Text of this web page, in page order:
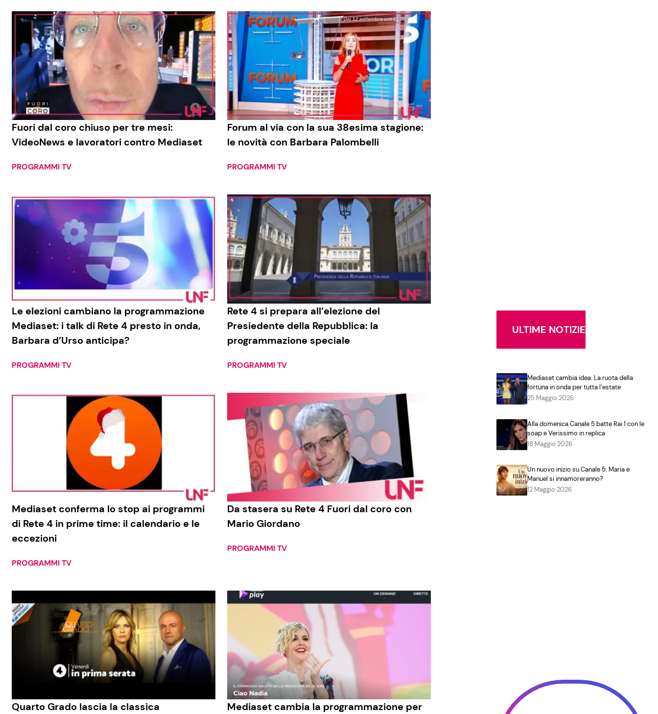
Fuori dal coro chiuso per tre mesi:
VideoNews e lavoratori contro Mediaset
PROGRAMMI TV
Forum al via con la sua 38esima stagione:
le novità con Barbara Palombelli
PROGRAMMI TV
Le elezioni cambiano la programmazione
Mediaset: i talk di Rete 4 presto in onda,
Barbara d’Urso anticipa?
PROGRAMMI TV
Rete 4 si prepara all’elezione del
Presiedente della Repubblica: la
programmazione speciale
PROGRAMMI TV
Mediaset conferma lo stop ai programmi
di Rete 4 in prime time: il calendario e le
eccezioni
PROGRAMMI TV
Da stasera su Rete 4 Fuori dal coro con
Mario Giordano
PROGRAMMI TV
Quarto Grado lascia la classica
Mediaset cambia la programmazione per
ULTIME NOTIZIE
Mediaset cambia idea: La ruota della
fortuna in onda per tutta l’estate
25 Maggio 2026
Alla domenica Canale 5 batte Rai 1 con le
soap e Verissimo in replica
18 Maggio 2026
Un nuovo inizio su Canale 5: Maria e
Manuel si innamoreranno?
12 Maggio 2026